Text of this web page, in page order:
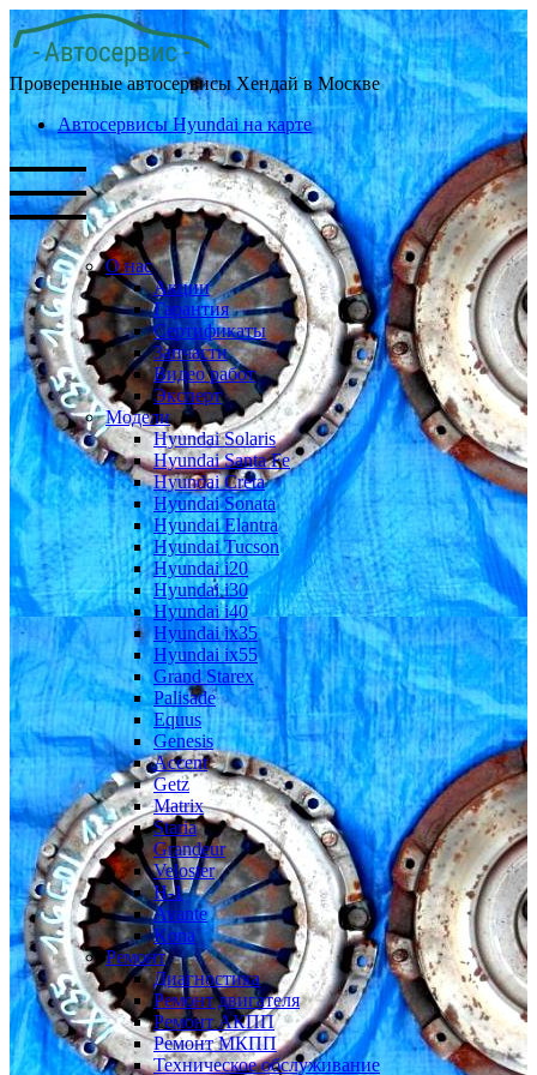
Проверенные автосервисы Хендай в Москве
Автосервисы Hyundai на карте
О нас
Акции
Гарантия
Сертификаты
Запчасти
Видео работ
Эксперт
Модели
Hyundai Solaris
Hyundai Santa Fe
Hyundai Creta
Hyundai Sonata
Hyundai Elantra
Hyundai Tucson
Hyundai i20
Hyundai i30
Hyundai i40
Hyundai ix35
Hyundai ix55
Grand Starex
Palisade
Equus
Genesis
Accent
Getz
Matrix
Staria
Grandeur
Veloster
H-1
Avante
Kona
Ремонт
Диагностика
Ремонт двигателя
Ремонт АКПП
Ремонт МКПП
Техническое обслуживание